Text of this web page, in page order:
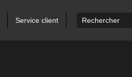
Service client